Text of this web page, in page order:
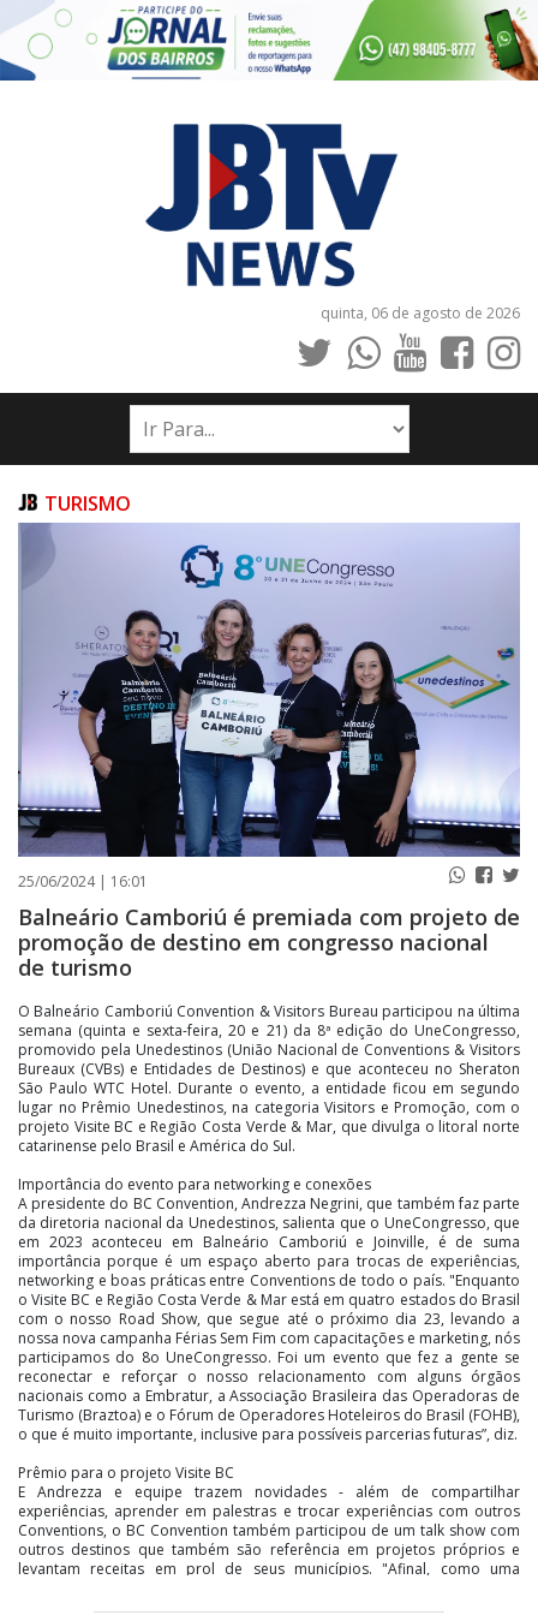
quinta, 06 de agosto de 2026
INÍCIO
NOTÍCIAS
PUBLICAÇÕES LEGAIS
CONTATO
TURISMO
25/06/2024 | 16:01
Balneário Camboriú é premiada com projeto de
promoção de destino em congresso nacional
de turismo
O Balneário Camboriú Convention & Visitors Bureau participou na última
semana (quinta e sexta-feira, 20 e 21) da 8ª edição do UneCongresso,
promovido pela Unedestinos (União Nacional de Conventions & Visitors
Bureaux (CVBs) e Entidades de Destinos) e que aconteceu no Sheraton
São Paulo WTC Hotel. Durante o evento, a entidade ficou em segundo
lugar no Prêmio Unedestinos, na categoria Visitors e Promoção, com o
projeto Visite BC e Região Costa Verde & Mar, que divulga o litoral norte
catarinense pelo Brasil e América do Sul.
Importância do evento para networking e conexões
A presidente do BC Convention, Andrezza Negrini, que também faz parte
da diretoria nacional da Unedestinos, salienta que o UneCongresso, que
em 2023 aconteceu em Balneário Camboriú e Joinville, é de suma
importância porque é um espaço aberto para trocas de experiências,
networking e boas práticas entre Conventions de todo o país. "Enquanto
o Visite BC e Região Costa Verde & Mar está em quatro estados do Brasil
com o nosso Road Show, que segue até o próximo dia 23, levando a
nossa nova campanha Férias Sem Fim com capacitações e marketing, nós
participamos do 8o UneCongresso. Foi um evento que fez a gente se
reconectar e reforçar o nosso relacionamento com alguns órgãos
nacionais como a Embratur, a Associação Brasileira das Operadoras de
Turismo (Braztoa) e o Fórum de Operadores Hoteleiros do Brasil (FOHB),
o que é muito importante, inclusive para possíveis parcerias futuras”, diz.
Prêmio para o projeto Visite BC
E Andrezza e equipe trazem novidades - além de compartilhar
experiências, aprender em palestras e trocar experiências com outros
Conventions, o BC Convention também participou de um talk show com
outros destinos que também são referência em projetos próprios e
levantam receitas em prol de seus municípios. "Afinal, como uma
mostramos ser possível - inclusive o nosso principal projeto, o Visite BC,